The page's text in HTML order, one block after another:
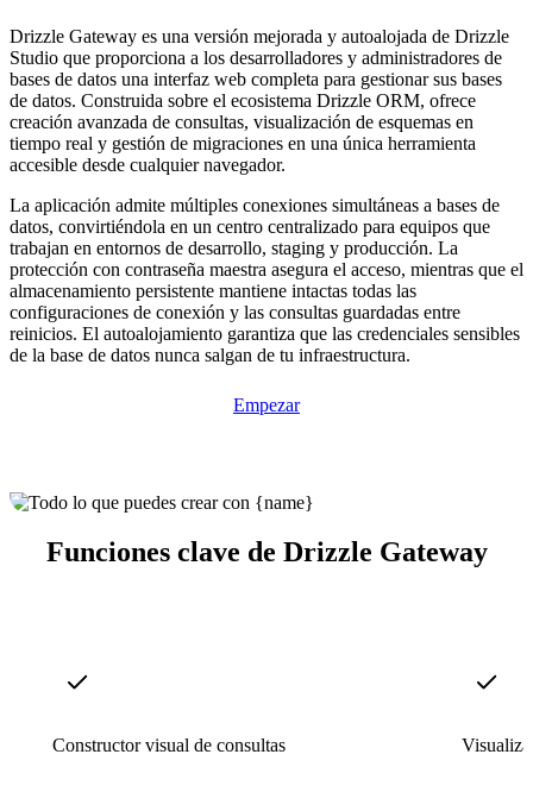
Drizzle Gateway es una versión mejorada y autoalojada de Drizzle
Studio que proporciona a los desarrolladores y administradores de
bases de datos una interfaz web completa para gestionar sus bases
de datos. Construida sobre el ecosistema Drizzle ORM, ofrece
creación avanzada de consultas, visualización de esquemas en
tiempo real y gestión de migraciones en una única herramienta
accesible desde cualquier navegador.
La aplicación admite múltiples conexiones simultáneas a bases de
datos, convirtiéndola en un centro centralizado para equipos que
trabajan en entornos de desarrollo, staging y producción. La
protección con contraseña maestra asegura el acceso, mientras que el
almacenamiento persistente mantiene intactas todas las
configuraciones de conexión y las consultas guardadas entre
reinicios. El autoalojamiento garantiza que las credenciales sensibles
de la base de datos nunca salgan de tu infraestructura.
Empezar
Funciones clave de Drizzle Gateway
Constructor visual de consultas